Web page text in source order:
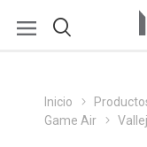
Inicio
Game Air